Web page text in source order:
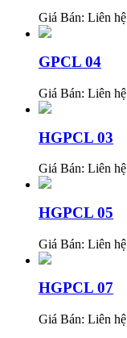
Giá Bán: Liên hệ
GPCL 04
Giá Bán: Liên hệ
HGPCL 03
Giá Bán: Liên hệ
HGPCL 05
Giá Bán: Liên hệ
HGPCL 07
Giá Bán: Liên hệ